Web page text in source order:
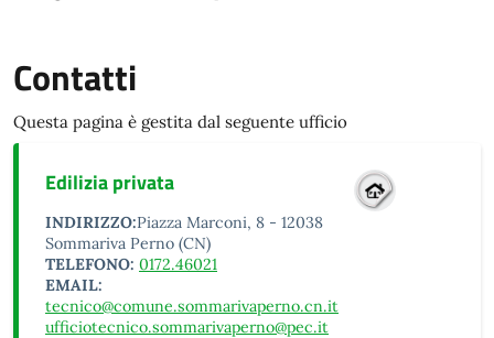
Contatti
Questa pagina è gestita dal seguente ufficio
Edilizia privata
INDIRIZZO:Piazza Marconi, 8 - 12038
Sommariva Perno (CN)
TELEFONO: 0172.46021
EMAIL:
tecnico@comune.sommarivaperno.cn.it
ufficiotecnico.sommarivaperno@pec.it